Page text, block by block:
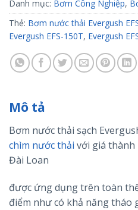
Danh mục: Bơm Công Nghiệp,
Thẻ: Bơm nước thải Evergush
Evergush EFS-150T, Evergush
Mô tả
Bơm nước thải sạch
chìm nước thải với giá thành
Đài Loan
được ứng dụng trên toàn
điểm như có khả năng tháo